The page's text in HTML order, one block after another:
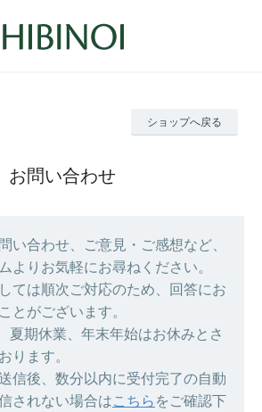
ショップへ戻る
お問い合わせ
い合わせ、ご意見・ご感想など、
よりお気軽にお尋ねください。
ては順次ご対応のため、回答にお
とがございます。
夏期休業、年末年始はお休みとさ
ります。
信後、数分以内に受付完了の自動
されない場合はこちら をご確認下